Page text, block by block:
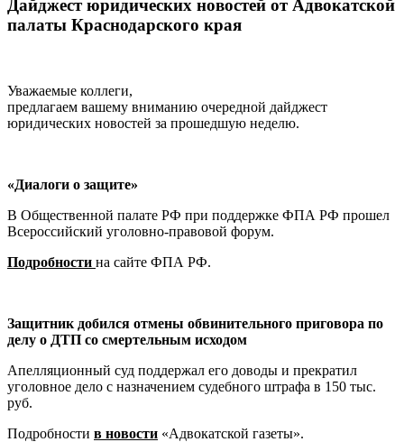
Дайджест юридических новостей от Адвокатской
палаты Краснодарского края
Уважаемые коллеги,
предлагаем вашему вниманию очередной дайджест
юридических новостей за прошедшую неделю.
«Диалоги о защите»
В Общественной палате РФ при поддержке ФПА РФ прошел
Всероссийский уголовно-правовой форум.
Подробности на сайте ФПА РФ.
Защитник добился отмены обвинительного приговора по
делу о ДТП со смертельным исходом
Апелляционный суд поддержал его доводы и прекратил
уголовное дело с назначением судебного штрафа в 150 тыс.
руб.
Подробности в новости «Адвокатской газеты».